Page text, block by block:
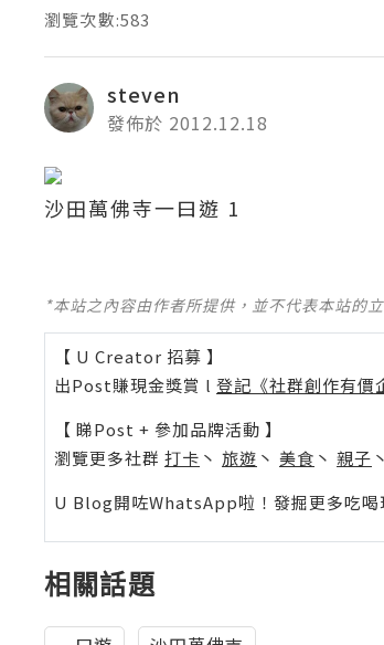
瀏覽次數:583
steven
發佈於 2012.12.18
沙田萬佛寺一曰遊 1
*本站之內容由作者所提供，並不代表本站的
【 U Creator 招募 】
出Post賺現金獎賞 l 登記《社群創作有價
【 睇Post + 參加品牌活動 】
瀏覽更多社群 打卡 丶 旅遊 丶 美食 丶 親子 丶
U Blog開咗WhatsApp啦！發掘更多吃喝
相關話題